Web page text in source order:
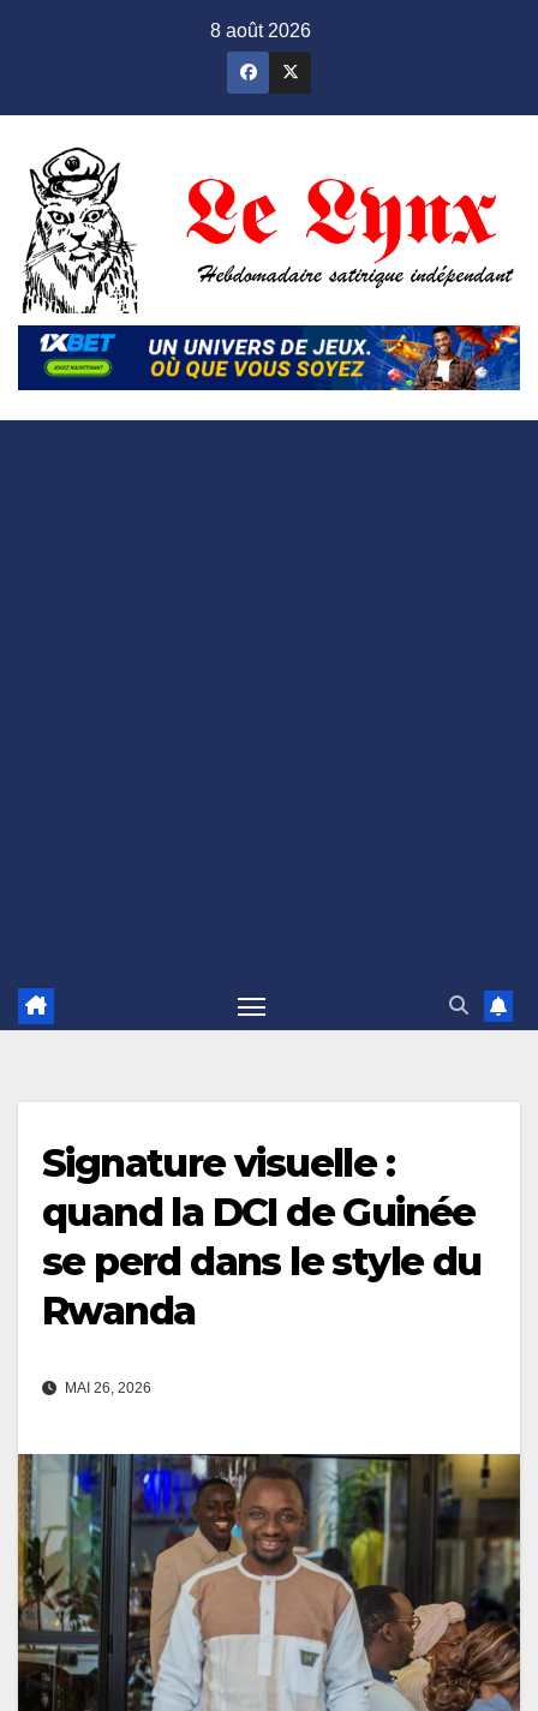
8 août 2026
Signature visuelle :
quand la DCI de Guinée
se perd dans le style du
Rwanda
MAI 26, 2026